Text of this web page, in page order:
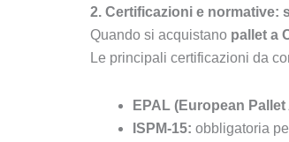
2. Certificazioni e normative:
Quando si acquistano pallet a
Le principali certificazioni da
EPAL (European
ISPM-15: obbligatoria